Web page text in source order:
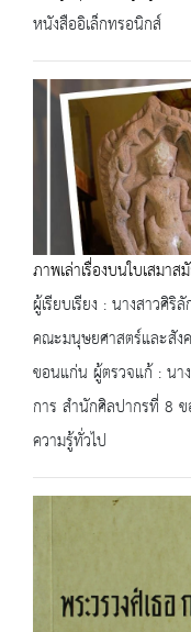
หนังสืออิเล็กทรอนิกส์
ภาพเล่าเรื่องบนใบเสม
ผู้เรียบเรียง : นางสาวศิ
คณะมนุษยศาสตร์และสัง
ขอนแก่น ผู้ตรวจแก้ : นา
การ สำนักศิลปากรที่ 8
ความรู้ทั่วไป